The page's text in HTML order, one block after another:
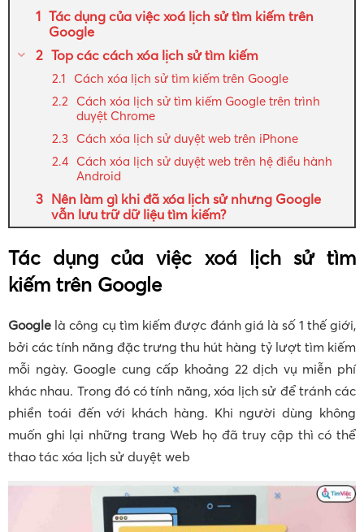
Tác dụng của việc xoá lịch sử tìm kiếm trên
Google
Top các cách xóa lịch sử tìm kiếm
Cách xóa lịch sử tìm kiếm trên Google
Cách xóa lịch sử tìm kiếm Google trên trình
duyệt Chrome
Cách xóa lịch sử duyệt web trên iPhone
Cách xóa lịch sử duyệt web trên hệ điều hành
Android
Nên làm gì khi đã xóa lịch sử nhưng Google
vẫn lưu trữ dữ liệu tìm kiếm?
Tác dụng của việc xoá lịch sử tìm
kiếm trên Google
Google là công cụ tìm kiếm được đánh giá là số 1 thế giới,
bởi các tính năng đặc trưng thu hút hàng tỷ lượt tìm kiếm
mỗi ngày. Google cung cấp khoảng 22 dịch vụ miễn phí
khác nhau. Trong đó có tính năng, xóa lịch sử để tránh các
phiền toái đến với khách hàng. Khi người dùng không
muốn ghi lại những trang Web họ đã truy cập thì có thể
thao tác xóa lịch sử duyệt web